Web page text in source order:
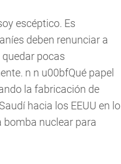
escéptico. Es
deben renunciar a
pocas
n n u00bfQué papel
la fabricación de
hacia los EEUU en lo
bomba nuclear para